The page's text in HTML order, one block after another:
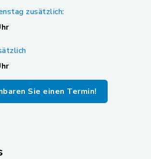
zusätzlich:
Sie einen Termin!